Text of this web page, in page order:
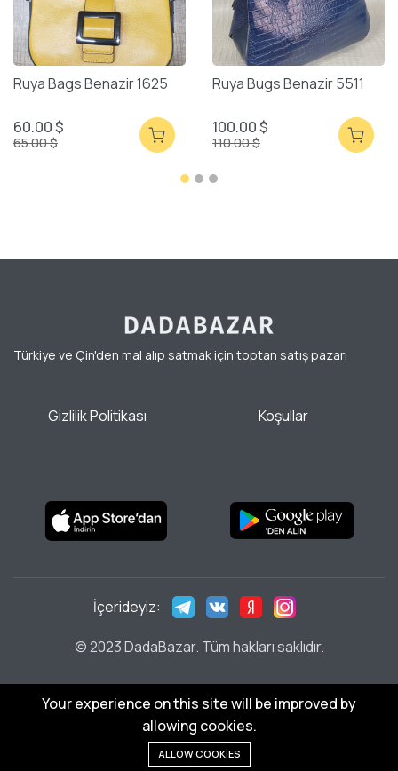
Ruya Bags Benazir 1625
60.00 $
65.00 $
Ruya Bugs Benazir 5511
100.00 $
110.00 $
Türkiye ve Çin'den mal alıp satmak için toptan satış pazarı
Gizlilik Politikası Koşullar
© 2023 DadaBazar. Tüm hakları saklıdır.
İçerideyiz:
Minimum sipariş
Your experience on this site will be improved by
allowing cookies.
ALLOW COOKIES